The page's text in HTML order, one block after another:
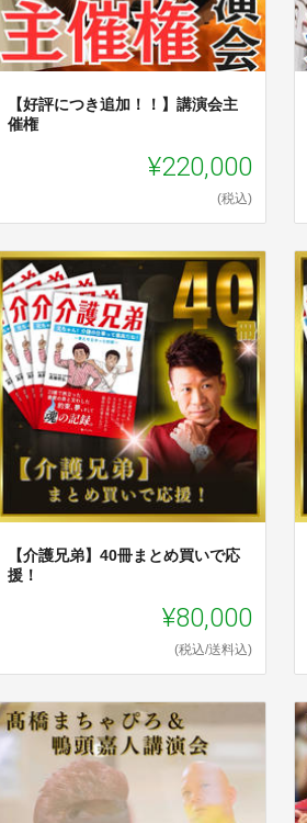
【好評につき追加！！】講演会主
催権
¥220,000
(税込)
【介護兄弟】40冊まとめ買いで応
援！
¥80,000
(税込/送料込)